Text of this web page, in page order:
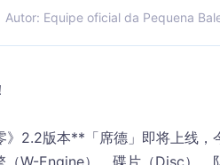
Autor: Equipe oficial da Pequena
》2.2版本**「席德」 即将上线，
（W-Engine） 、碟片（Disc）、